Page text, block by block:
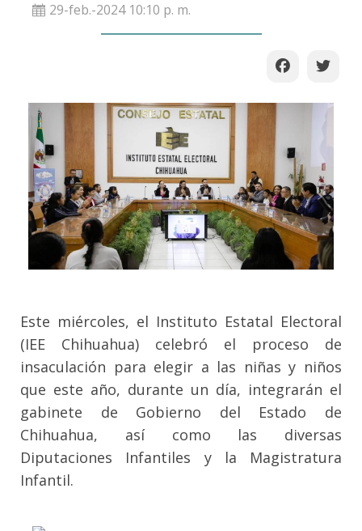
29-feb.-2024 10:10 p. m.
Este miércoles, el Instituto Estatal Electoral
(IEE Chihuahua) celebró el proceso de
insaculación para elegir a las niñas y niños
que este año, durante un día, integrarán el
gabinete de Gobierno del Estado de
Chihuahua, así como las diversas
Diputaciones Infantiles y la Magistratura
Infantil.